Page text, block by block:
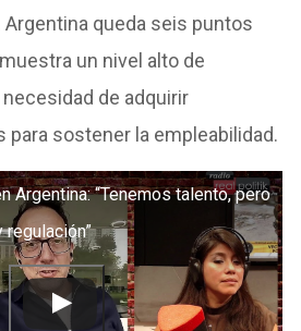
queda seis puntos
un nivel alto de
de adquirir
para sostener la empleabilidad.
Argentina: “Tenemos talento, pero